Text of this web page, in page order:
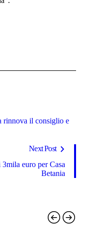
rinnova il consiglio e
Next Post
euro per Casa
Betania